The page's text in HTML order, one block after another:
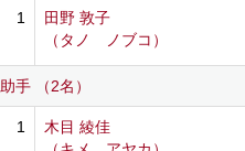
1
田野 敦子
（タノ ノブコ）
助手 （2名）
1
木目 綾佳